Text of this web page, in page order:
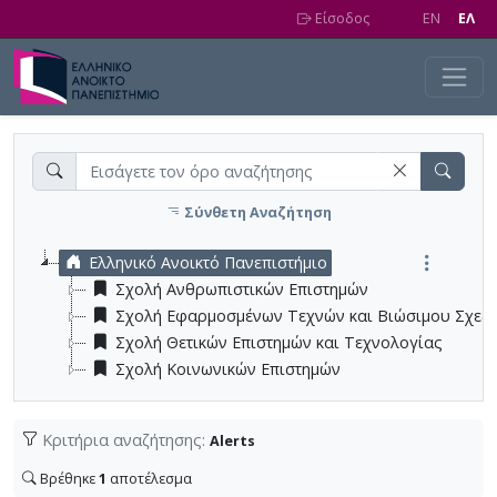
Είσοδος EN EΛ
Σύνθετη Αναζήτηση
Ελληνικό Ανοικτό Πανεπιστήμιο
Σχολή Ανθρωπιστικών Επιστημών
Σχολή Εφαρμοσμένων Τεχνών και Βιώσιμου
Σχολή Θετικών Επιστημών και Τεχνολογίας
Σχολή Κοινωνικών Επιστημών
Κριτήρια αναζήτησης: Alerts
Βρέθηκε1 αποτέλεσμα